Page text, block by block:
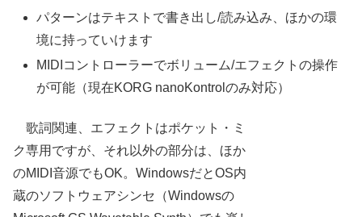
パターンはテキストで書き出し/読み込み、ほかの環
境に持っていけます
MIDIコントローラーでボリューム/エフェクトの操作
が可能（現在KORG nanoKontrolのみ対応）
歌詞関連、エフェクトはポケット・ミ
ク専用ですが、それ以外の部分は、ほか
のMIDI音源でもOK。WindowsだとOS内
蔵のソフトウェアシンセ（Windowsの